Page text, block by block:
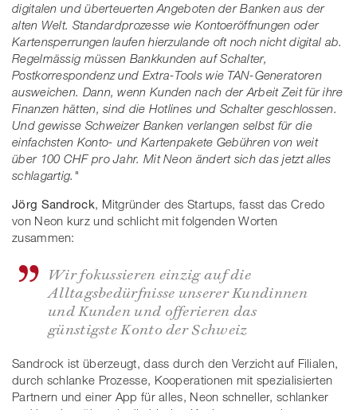
digitalen und überteuerten Angeboten der Banken aus der
alten Welt. Standardprozesse wie Kontoeröffnungen oder
Kartensperrungen laufen hierzulande oft noch nicht digital ab.
Regelmässig müssen Bankkunden auf Schalter,
Postkorrespondenz und Extra-Tools wie TAN­-Generatoren
ausweichen. Dann, wenn Kunden nach der Arbeit Zeit für ihre
Finanzen hätten, sind die Hotlines und Schalter geschlossen.
Und gewisse Schweizer Banken verlangen selbst für die
einfachsten Konto- und Kartenpakete Gebühren von weit
über 100 CHF pro Jahr. Mit Neon ändert sich das jetzt alles
schlagartig."
Jörg Sandrock, Mitgründer des Startups, fasst das Credo
von Neon kurz und schlicht mit folgenden Worten
zusammen:
Wir fokussieren einzig auf die
Alltagsbedürfnisse unserer Kundinnen
und Kunden und offerieren das
günstigste Konto der Schweiz
Sandrock ist überzeugt, dass durch den Verzicht auf Filialen,
durch schlanke Prozesse, Kooperationen mit spezialisierten
Partnern und einer App für alles, Neon schneller, schlanker